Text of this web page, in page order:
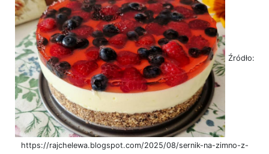
Źródło:
https://rajchelewa.blogspot.com/2025/08/sernik-na-zimno-z-